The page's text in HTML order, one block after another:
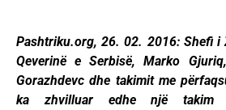
Pashtriku.org, 26. 02. 2016: Shefi i
Qeverinë e Serbisë, Marko
Gorazhdevc dhe takimit me
ka zhvilluar edhe një